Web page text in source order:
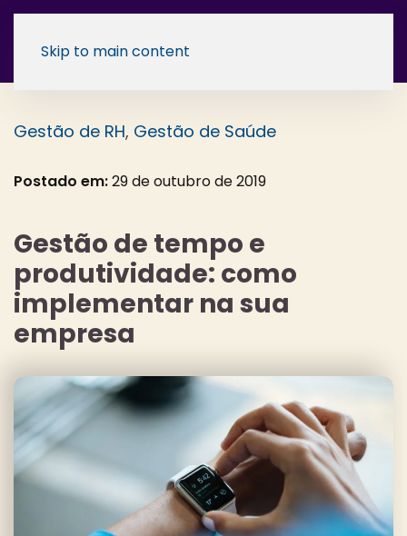
Skip to main content
Gestão de RH, Gestão de Saúde
Postado em:29 de outubro de 2019
Gestão de tempo e
produtividade: como
implementar na sua
empresa